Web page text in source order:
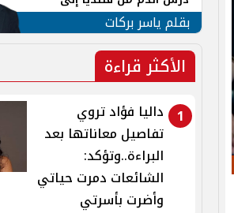
جنوب لبنان
بقلم ياسر بركات
الأكثر قراءة
1
داليا فؤاد تروي
تفاصيل معاناتها بعد
البراءة..وتؤكد:
الشائعات دمرت حياتي
وأضرت بأسرتي